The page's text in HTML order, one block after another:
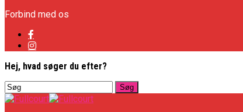
Forbind med os
Hej, hvad søger du efter?